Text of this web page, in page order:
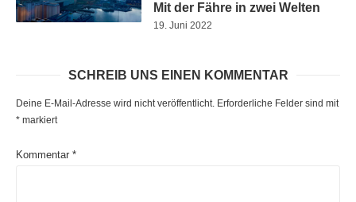
Mit der Fähre in zwei Welten
19. Juni 2022
SCHREIB UNS EINEN KOMMENTAR
Deine E-Mail-Adresse wird nicht veröffentlicht. Erforderliche Felder sind mit
* markiert
Kommentar *